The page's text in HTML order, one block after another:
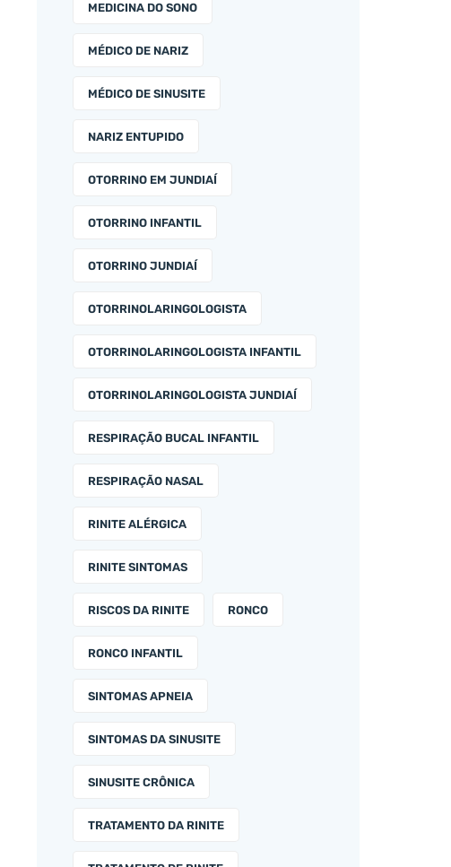
MEDICINA DO SONO
MÉDICO DE NARIZ
MÉDICO DE SINUSITE
NARIZ ENTUPIDO
OTORRINO EM JUNDIAÍ
OTORRINO INFANTIL
OTORRINO JUNDIAÍ
OTORRINOLARINGOLOGISTA
OTORRINOLARINGOLOGISTA INFANTIL
OTORRINOLARINGOLOGISTA JUNDIAÍ
RESPIRAÇÃO BUCAL INFANTIL
RESPIRAÇÃO NASAL
RINITE ALÉRGICA
RINITE SINTOMAS
RISCOS DA RINITE RONCO
RONCO INFANTIL
SINTOMAS APNEIA
SINTOMAS DA SINUSITE
SINUSITE CRÔNICA
TRATAMENTO DA RINITE